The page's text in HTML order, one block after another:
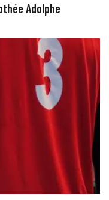
Adolphe